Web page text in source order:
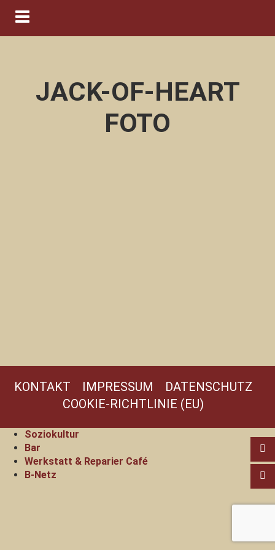
Navigation ein-/ausblenden
JACK-OF-HEART
FOTO
KONTAKT IMPRESSUM
DATENSCHUTZ
COOKIE-RICHTLINIE (EU)
Soziokultur
Bar
Werkstatt & Reparier Café
B-Netz